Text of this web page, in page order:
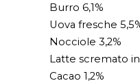
Burro 6,1%
Uova fresche
Nocciole 3,2%
Latte scremato
Cacao 1,2%